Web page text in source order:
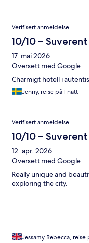
Verifisert anmeldelse
10/10 – Suverent
17. mai 2026
Oversett med Google
Charmigt hotell i
Jenny, reise på 1 natt
Verifisert anmeldelse
10/10 – Suverent
12. apr. 2026
Oversett med Google
Really unique and
exploring the city.
Jessamy Rebecca,